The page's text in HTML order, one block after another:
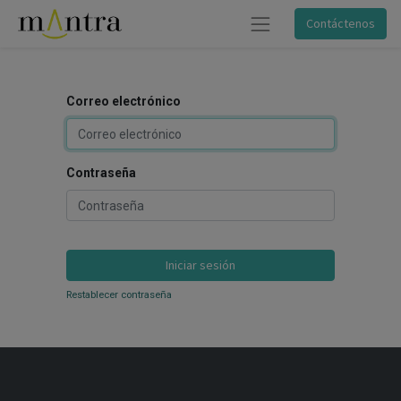
Contáctenos
Correo electrónico
Contraseña
Iniciar sesión
Restablecer contraseña